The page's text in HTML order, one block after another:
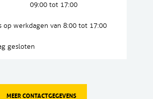
09:00 tot 17:00
op werkdagen van 8:00 tot 17:00
gesloten
MEER CONTACTGEGEVENS